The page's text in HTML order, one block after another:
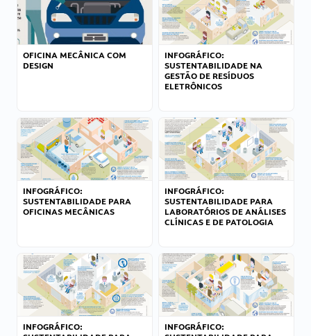
OFICINA MECÂNICA COM
DESIGN
INFOGRÁFICO:
SUSTENTABILIDADE NA
GESTÃO DE RESÍDUOS
ELETRÔNICOS
INFOGRÁFICO:
SUSTENTABILIDADE PARA
OFICINAS MECÂNICAS
INFOGRÁFICO:
SUSTENTABILIDADE PARA
LABORATÓRIOS DE ANÁLISES
CLÍNICAS E DE PATOLOGIA
INFOGRÁFICO:
INFOGRÁFICO: